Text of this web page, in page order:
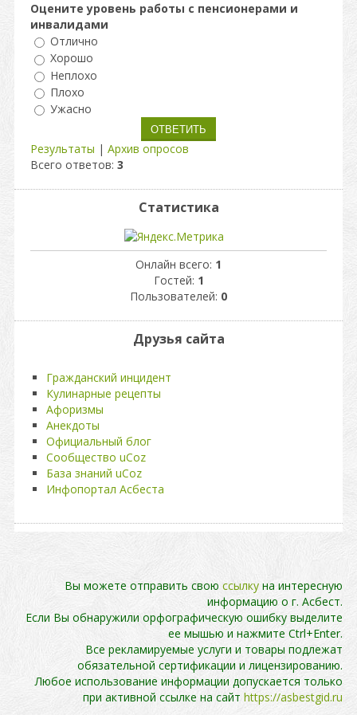
Оцените уровень работы с пенсионерами и
инвалидами
Отлично
Хорошо
Неплохо
Плохо
Ужасно
Результаты | Архив опросов
Всего ответов: 3
Статистика
Онлайн всего: 1
Гостей: 1
Пользователей: 0
Друзья сайта
Гражданский инцидент
Кулинарные рецепты
Афоризмы
Анекдоты
Официальный блог
Сообщество uCoz
База знаний uCoz
Инфопортал Асбеста
Вы можете отправить свою ссылку на интересную
информацию о г. Асбест.
Если Вы обнаружили орфографическую ошибку выделите
ее мышью и нажмите Ctrl+Enter.
Все рекламируемые услуги и товары подлежат
обязательной сертификации и лицензированию.
Любое использование информации допускается только
при активной ссылке на сайт https://asbestgid.ru